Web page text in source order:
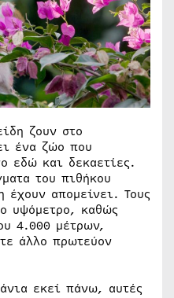
ζουν στο
ένα ζώο που
εδώ και δεκαετίες.
του πιθήκου
έχουν απομείνει. Τους
υψόμετρο, καθώς
4.000 μέτρων,
άλλο πρωτεύον
εκεί πάνω, αυτές